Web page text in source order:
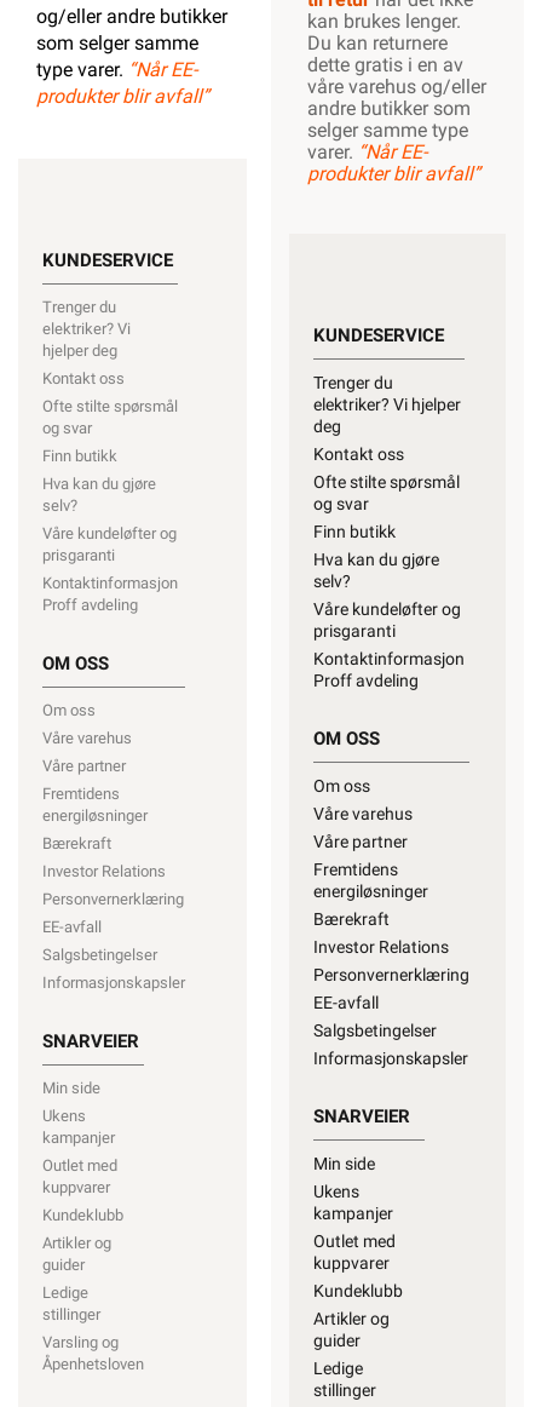
og/eller andre butikker
som selger samme
type varer. “Når EE-
produkter blir avfall”
KUNDESERVICE
Trenger du
elektriker? Vi
hjelper deg
Kontakt oss
Ofte stilte spørsmål
og svar
Finn butikk
Hva kan du gjøre
selv?
Våre kundeløfter og
prisgaranti
Kontaktinformasjon
Proff avdeling
OM OSS
Om oss
Våre varehus
Våre partner
Fremtidens
energiløsninger
Bærekraft
Investor Relations
Personvernerklæring
EE-avfall
Salgsbetingelser
Informasjonskapsler
SNARVEIER
Min side
Ukens
kampanjer
Outlet med
kuppvarer
Kundeklubb
Artikler og
guider
Ledige
stillinger
Varsling og
Åpenhetsloven
kan brukes lenger.
Du kan returnere
dette gratis i en av
våre varehus og/eller
andre butikker som
selger samme type
varer. “Når EE-
produkter blir avfall”
KUNDESERVICE
Trenger du
elektriker? Vi hjelper
deg
Kontakt oss
Ofte stilte spørsmål
og svar
Finn butikk
Hva kan du gjøre
selv?
Våre kundeløfter og
prisgaranti
Kontaktinformasjon
Proff avdeling
OM OSS
Om oss
Våre varehus
Våre partner
Fremtidens
energiløsninger
Bærekraft
Investor Relations
Personvernerklæring
EE-avfall
Salgsbetingelser
Informasjonskapsler
SNARVEIER
Min side
Ukens
kampanjer
Outlet med
kuppvarer
Kundeklubb
Artikler og
guider
Ledige
stillinger